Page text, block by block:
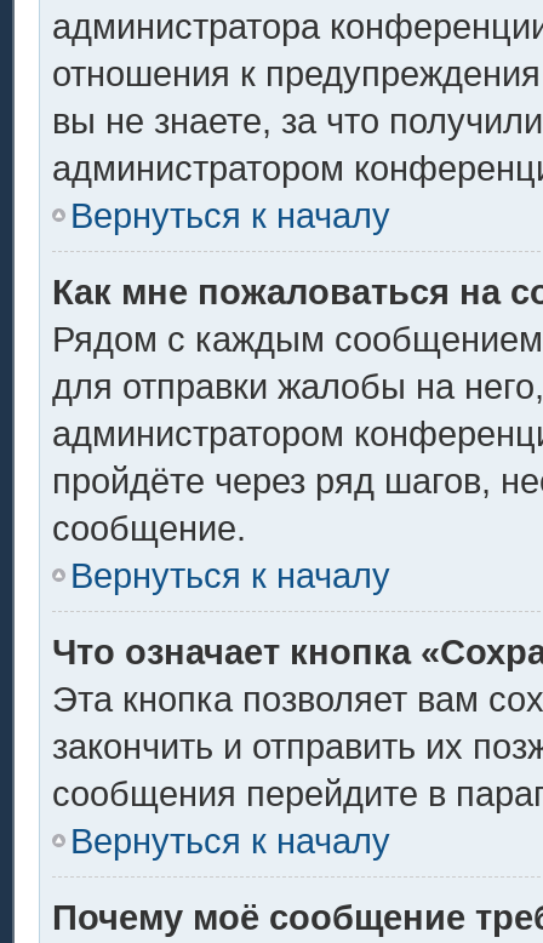
администратора
отношения к
вы не знаете, за что
администратором
Вернуться к началу
Как мне пожаловаться на
Рядом с каждым сообщением
для отправки жалобы на
администратором
пройдёте через ряд шагов,
сообщение.
Вернуться к началу
Что означает кнопка
Эта кнопка позволяет вам
закончить и отправить их
сообщения перейдите в
Вернуться к началу
Почему моё сообщение